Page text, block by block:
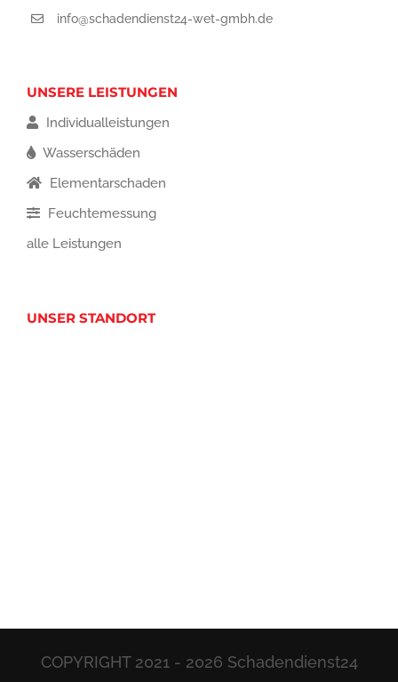
info@schadendienst24-wet-gmbh.de
UNSERE LEISTUNGEN
Individualleistungen
Wasserschäden
Elementarschaden
Feuchtemessung
alle Leistungen
UNSER STANDORT
COPYRIGHT 2021 - 2026 Schadendienst24